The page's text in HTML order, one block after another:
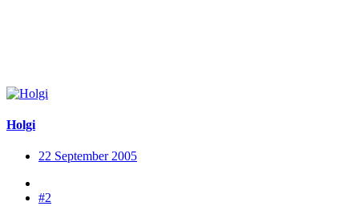
Holgi
22 September 2005
#2